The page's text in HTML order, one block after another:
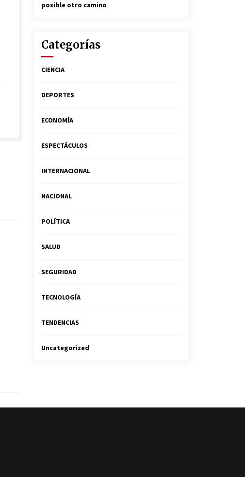
posible otro camino
Categorías
CIENCIA
DEPORTES
ECONOMÍA
ESPECTÁCULOS
INTERNACIONAL
NACIONAL
POLÍTICA
SALUD
SEGURIDAD
TECNOLOGÍA
TENDENCIAS
Uncategorized